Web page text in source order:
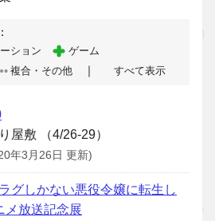
ション
ゲーム
複合・その他 ｜ すべて表示
屋敷 （4/26-29）
年3月26日 更新)
グしかない悪役令嬢に転生し
放送記念展